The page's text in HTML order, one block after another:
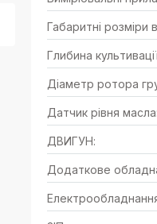
Габаритні
Глибина
Діаметр ротора
Датчик рівня масла:
ДВИГУН:
Додаткове